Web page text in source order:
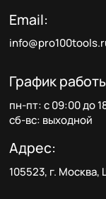
Email:
График
пн-пт: с 09:00 до
сб-вс: выходной
Адрес:
105523, г.